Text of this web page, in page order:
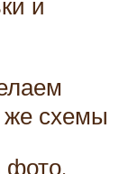
же схемы